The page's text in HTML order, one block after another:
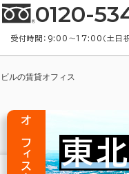
0120-
受付時間：9:00〜17:00（土日祝
ルの賃貸オフィス
東北